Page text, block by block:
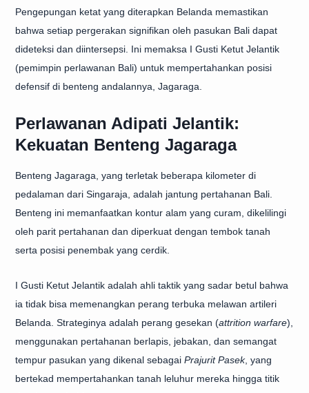
Pengepungan ketat yang diterapkan Belanda memastikan
bahwa setiap pergerakan signifikan oleh pasukan Bali dapat
dideteksi dan diintersepsi. Ini memaksa I Gusti Ketut Jelantik
(pemimpin perlawanan Bali) untuk mempertahankan posisi
defensif di benteng andalannya, Jagaraga.
Perlawanan Adipati Jelantik:
Kekuatan Benteng Jagaraga
Benteng Jagaraga, yang terletak beberapa kilometer di
pedalaman dari Singaraja, adalah jantung pertahanan Bali.
Benteng ini memanfaatkan kontur alam yang curam, dikelilingi
oleh parit pertahanan dan diperkuat dengan tembok tanah
serta posisi penembak yang cerdik.
I Gusti Ketut Jelantik adalah ahli taktik yang sadar betul bahwa
ia tidak bisa memenangkan perang terbuka melawan artileri
Belanda. Strateginya adalah perang gesekan (attrition warfare),
menggunakan pertahanan berlapis, jebakan, dan semangat
tempur pasukan yang dikenal sebagai Prajurit Pasek, yang
bertekad mempertahankan tanah leluhur mereka hingga titik